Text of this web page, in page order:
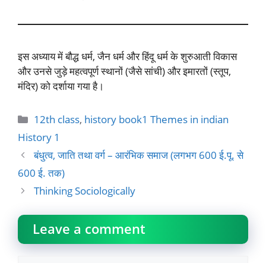
इस अध्याय में बौद्ध धर्म, जैन धर्म और हिंदू धर्म के शुरुआती विकास
और उनसे जुड़े महत्वपूर्ण स्थानों (जैसे सांची) और इमारतों (स्तूप,
मंदिर) को दर्शाया गया है।
Categories
12th class, history book1 Themes in indian
History 1
बंधुत्व, जाति तथा वर्ग – आरंभिक समाज (लगभग 600 ई.पू. से
600 ई. तक)
Thinking Sociologically
Leave a comment